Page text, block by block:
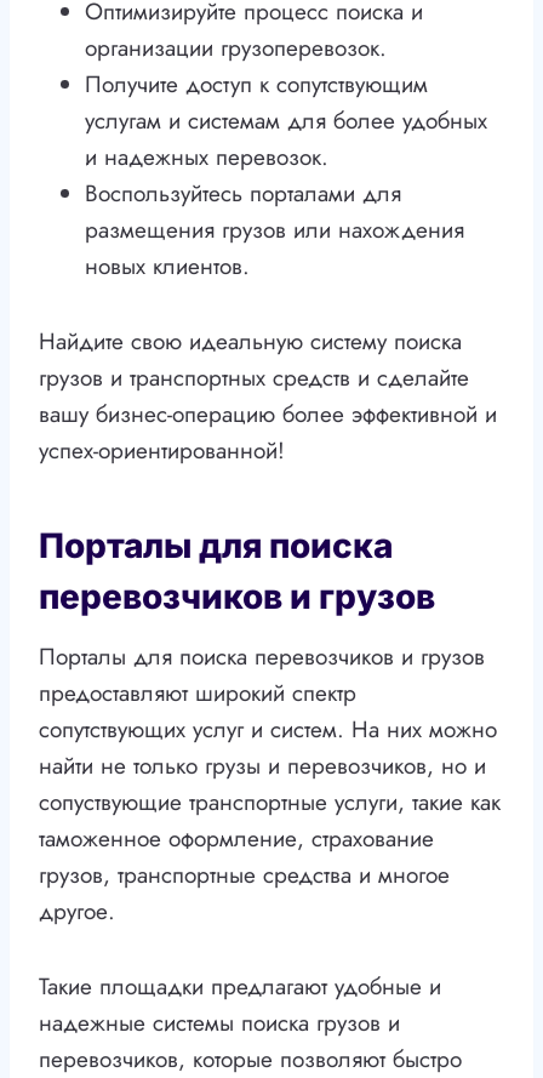
Оптимизируйте процесс поиска и
организации грузоперевозок.
Получите доступ к сопутствующим
услугам и системам для более удобных
и надежных перевозок.
Воспользуйтесь порталами для
размещения грузов или нахождения
новых клиентов.
Найдите свою идеальную систему поиска
грузов и транспортных средств и сделайте
вашу бизнес-операцию более эффективной и
успех-ориентированной!
Порталы для поиска
перевозчиков и грузов
Порталы для поиска перевозчиков и грузов
предоставляют широкий спектр
сопутствующих услуг и систем. На них можно
найти не только грузы и перевозчиков, но и
сопуствующие транспортные услуги, такие как
таможенное оформление, страхование
грузов, транспортные средства и многое
другое.
Такие площадки предлагают удобные и
надежные системы поиска грузов и
перевозчиков, которые позволяют быстро